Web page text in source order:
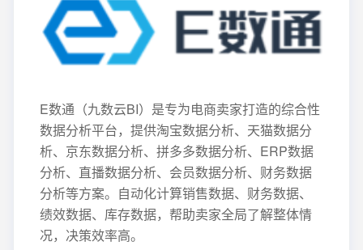
E数通（九数云BI）是专为电商卖家打造的综合性
数据分析平台，提供淘宝数据分析、天猫数据分
析、京东数据分析、拼多多数据分析、ERP数据
分析、直播数据分析、会员数据分析、财务数据
分析等方案。自动化计算销售数据、财务数据、
绩效数据、库存数据，帮助卖家全局了解整体情
况，决策效率高。